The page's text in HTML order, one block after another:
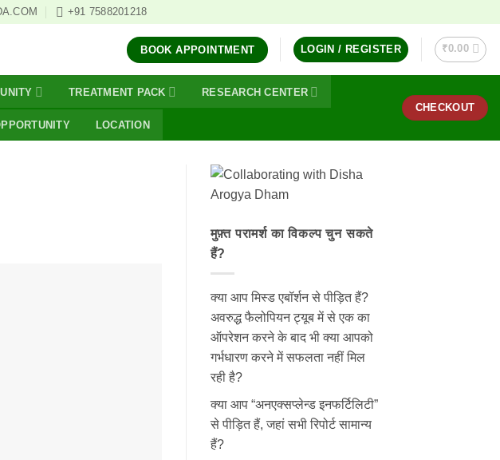
+91 7588201218
BOOK APPOINTMENT LOGIN / REGISTER ₹0.00
TREATMENT PACK RESEARCH CENTER
LOCATION
CHECKOUT
मुफ़्त परामर्श का विकल्प चुन सकते
हैं?
क्या आप मिस्ड एबॉर्शन से पीड़ित हैं?
अवरुद्ध फैलोपियन ट्यूब में से एक का
ऑपरेशन करने के बाद भी क्या आपको
गर्भधारण करने में सफलता नहीं मिल
रही है?
क्या आप “अनएक्सप्लेन्ड इनफर्टिलिटी”
से पीड़ित हैं, जहां सभी रिपोर्ट सामान्य
हैं?